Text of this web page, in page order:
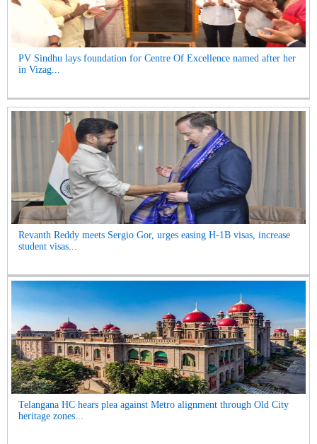
PV Sindhu lays foundation for Centre Of Excellence named after her
in Vizag...
Revanth Reddy meets Sergio Gor, urges easing H-1B visas, increase
student visas...
Telangana HC hears plea against Metro alignment through Old City
heritage zones...